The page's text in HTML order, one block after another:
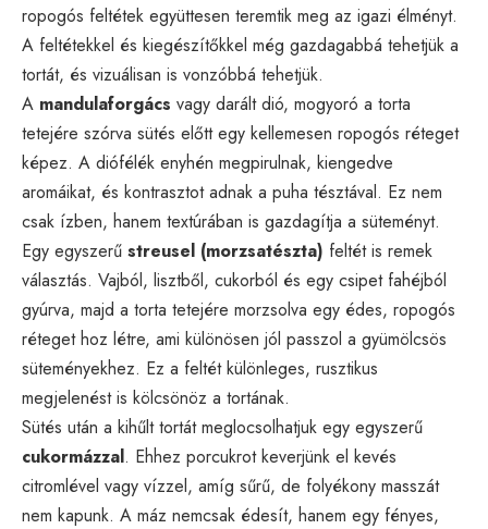
ropogós feltétek együttesen teremtik meg az igazi élményt.
A feltétekkel és kiegészítőkkel még gazdagabbá tehetjük a
tortát, és vizuálisan is vonzóbbá tehetjük.
A mandulaforgács vagy darált dió, mogyoró a torta
tetejére szórva sütés előtt egy kellemesen ropogós réteget
képez. A diófélék enyhén megpirulnak, kiengedve
aromáikat, és kontrasztot adnak a puha tésztával. Ez nem
csak ízben, hanem textúrában is gazdagítja a süteményt.
Egy egyszerű streusel (morzsatészta) feltét is remek
választás. Vajból, lisztből, cukorból és egy csipet fahéjból
gyúrva, majd a torta tetejére morzsolva egy édes, ropogós
réteget hoz létre, ami különösen jól passzol a gyümölcsös
süteményekhez. Ez a feltét különleges, rusztikus
megjelenést is kölcsönöz a tortának.
Sütés után a kihűlt tortát meglocsolhatjuk egy egyszerű
cukormázzal. Ehhez porcukrot keverjünk el kevés
citromlével vagy vízzel, amíg sűrű, de folyékony masszát
nem kapunk. A máz nemcsak édesít, hanem egy fényes,